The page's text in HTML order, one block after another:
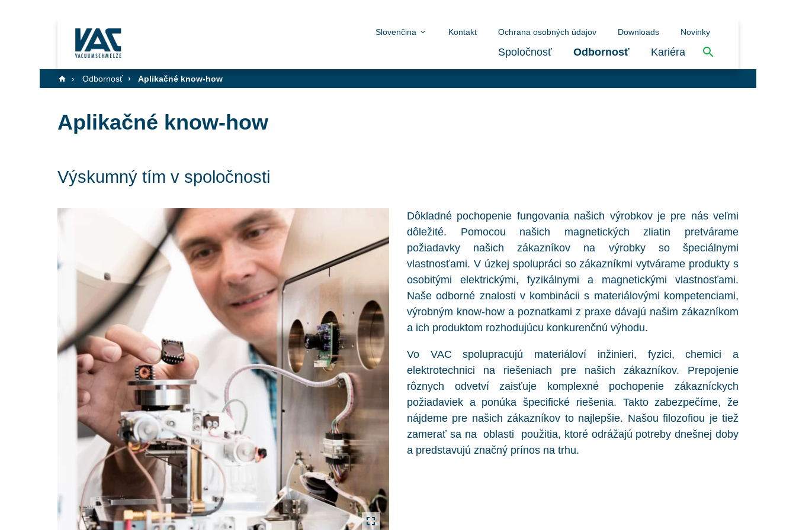
Spoločnosť Odbornosť Kariéra
Slovenčina Kontakt Ochrana osobných údajov Downloads Novinky
Odbornosť Aplikačné know-how
Aplikačné know-how
Výskumný tím v spoločnosti
Dôkladné pochopenie fungovania našich výrobkov je pre nás veľmi
dôležité. Pomocou našich magnetických zliatin pretvárame
požiadavky našich zákazníkov na výrobky so špeciálnymi
vlastnosťami. V úzkej spolupráci so zákazníkmi vytvárame produkty s
osobitými elektrickými, fyzikálnymi a magnetickými vlastnosťami.
Naše odborné znalosti v kombinácii s materiálovými kompetenciami,
výrobným know-how a poznatkami z praxe dávajú našim zákazníkom
a ich produktom rozhodujúcu konkurenčnú výhodu.
Vo VAC spolupracujú materiáloví inžinieri, fyzici, chemici a
elektrotechnici na riešeniach pre našich zákazníkov. Prepojenie
rôznych odvetví zaisťuje komplexné pochopenie zákazníckych
požiadaviek a ponúka špecifické riešenia. Takto zabezpečíme, že
nájdeme pre našich zákazníkov to najlepšie. Našou filozofiou je tiež
zamerať sa na oblasti použitia, ktoré odrážajú potreby dnešnej doby
a predstavujú značný prínos na trhu.